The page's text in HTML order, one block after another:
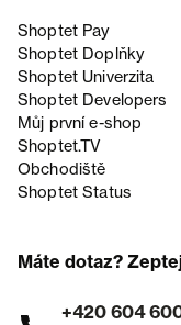
Shoptet Pay
Shoptet Doplňky
Shoptet Univerzita
Shoptet Developers
Můj první e-shop
Shoptet.TV
Obchodiště
Shoptet Status
Máte dotaz?
+420 604